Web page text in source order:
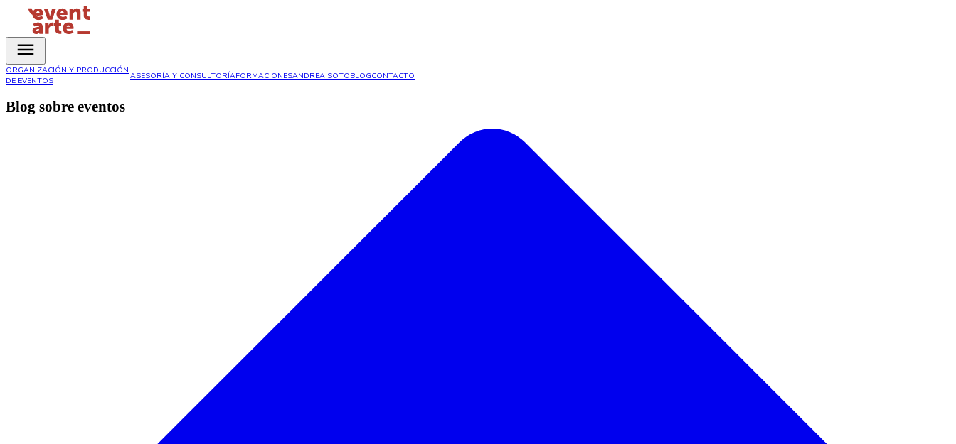
ORGANIZACIÓN Y PRODUCCIÓN
DE EVENTOS
ASESORÍA Y CONSULTORÍAFORMACIONESANDREA SOTOBLOGCONTACTO
Blog sobre eventos